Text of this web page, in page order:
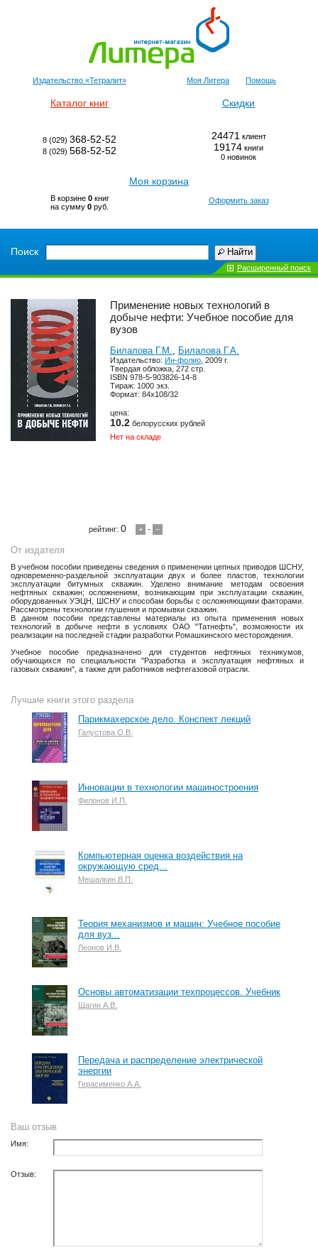
Издательство «Тетралит» Моя Литера Помощь
Каталог книг Скидки
8 (029) 368-52-52
8 (029) 568-52-52
24471 клиент
19174 книги
0 новинок
Моя корзина
В корзине 0книг
на сумму 0 руб.
Оформить заказ
Поиск Найти
Расширенный поиск
Применение новых технологий в
добыче нефти: Учебное пособие для
вузов
Билалова Г.М., Билалова Г.А.
Издательство: Ин-фолио , 2009 г.
Твердая обложка, 272 стр.
ISBN 978-5-903826-14-8
Тираж: 1000 экз.
Формат: 84x108/32
рейтинг:0 + - −
цена:
10.2 белорусских рублей
Нет на складе
От издателя
В учебном пособии приведены сведения о применении цепных приводов ШСНУ,
одновременно-раздельной эксплуатации двух и более пластов, технологии
эксплуатации битумных скважин. Уделено внимание методам освоения
нефтяных скважин; осложнениям, возникающим при эксплуатации скважин,
оборудованных УЭЦН, ШСНУ и способам борьбы с осложняющими факторами.
Рассмотрены технологии глушения и промывки скважин.
В данном пособии представлены материалы из опыта применения новых
технологий в добыче нефти в условиях ОАО "Татнефть", возможности их
реализации на последней стадии разработки Ромашкинского месторождения.
Учебное пособие предназначено для студентов нефтяных техникумов,
обучающихся по специальности "Разработка и эксплуатация нефтяных и
газовых скважин", а также для работников нефтегазовой отрасли.
Лучшие книги этого раздела
Парикмахерское дело. Конспект лекций
Галустова О.В.
Инновации в технологии машиностроения
Филонов И.П.
Компьютерная оценка воздействия на
окружающую сред...
Мешалкин В.П.
Теория механизмов и машин: Учебное пособие
для вуз...
Леонов И.В.
Основы автоматизации техпроцессов. Учебник
Щагин А.В.
Передача и распределение электрической
энергии
Герасименко А.А.
Ваш отзыв
Имя:
Отзыв: